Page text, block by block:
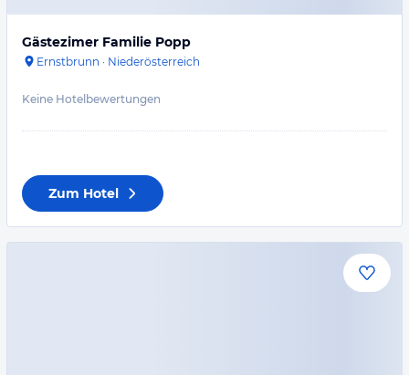
Gästezimer Familie Popp
Ernstbrunn · Niederösterreich
Keine Hotelbewertungen
Zum Hotel